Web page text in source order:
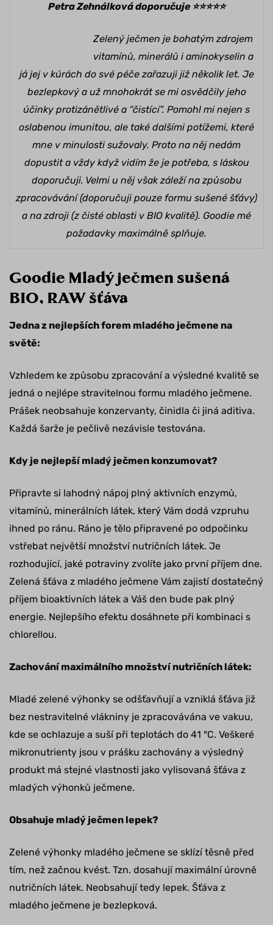
Petra Zehnálková doporučuje ⭐️⭐️⭐️⭐️⭐️
Zelený ječmen je bohatým zdrojem
vitamínů, minerálů i aminokyselin a
já jej v kúrách do své péče zařazuji již několik let. Je
bezlepkový a už mnohokrát se mi osvědčily jeho
účinky protizánětlivé a “čistící”. Pomohl mi nejen s
oslabenou imunitou, ale také dalšími potížemi, které
mne v minulosti sužovaly. Proto na něj nedám
dopustit a vždy když vidím že je potřeba, s láskou
doporučuji. Velmi u něj však záleží na způsobu
zpracovávání (doporučuji pouze formu sušené šťávy)
a na zdroji (z čisté oblasti v BIO kvalitě). Goodie mé
požadavky maximálně splňuje.
Goodie Mladý ječmen sušená
BIO, RAW šťáva
Jedna z nejlepších forem mladého ječmene na
světě:
Vzhledem ke způsobu zpracování a výsledné kvalitě se
jedná o nejlépe stravitelnou formu mladého ječmene.
Prášek neobsahuje konzervanty, činidla či jiná aditiva.
Každá šarže je pečlivě nezávisle testována.
Kdy je nejlepší mladý ječmen konzumovat?
Připravte si lahodný nápoj plný aktivních enzymů,
vitamínů, minerálních látek, který Vám dodá vzpruhu
ihned po ránu. Ráno je tělo připravené po odpočinku
vstřebat největší množství nutričních látek. Je
rozhodující, jaké potraviny zvolíte jako první příjem dne.
Zelená šťáva z mladého ječmene Vám zajistí dostatečný
příjem bioaktivních látek a Váš den bude pak plný
energie. Nejlepšího efektu dosáhnete při kombinaci s
chlorellou.
Zachování maximálního množství nutričních látek:
Mladé zelené výhonky se odšťavňují a vzniklá šťáva již
bez nestravitelné vlákniny je zpracovávána ve vakuu,
kde se ochlazuje a suší při teplotách do 41 °C. Veškeré
mikronutrienty jsou v prášku zachovány a výsledný
produkt má stejné vlastnosti jako vylisovaná šťáva z
mladých výhonků ječmene.
Obsahuje mladý ječmen lepek?
Zelené výhonky mladého ječmene se sklízí těsně před
tím, než začnou kvést. Tzn. dosahují maximální úrovně
nutričních látek. Neobsahují tedy lepek. Šťáva z
mladého ječmene je bezlepková.